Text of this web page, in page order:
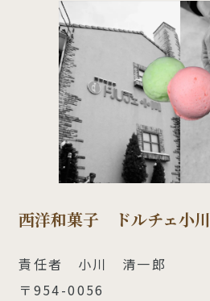
西洋和菓子 ドルチェ小川
責任者 小川 清一郎
〒954-0056